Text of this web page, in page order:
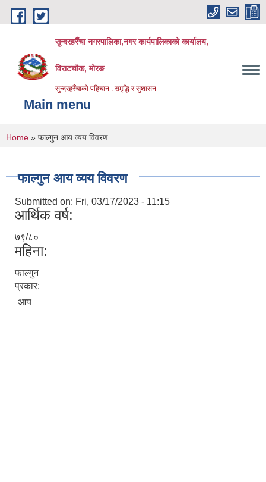
Skip to main content
सुन्दरहरैँचा नगरपालिका,नगर कार्यपालिकाको कार्यालय,
विराटचौक, मोरङ
सुन्दरहरैँचाको पहिचान : समृद्धि र सुशासन
Main menu
You are here
Home » फाल्गुन आय व्यय विवरण
फाल्गुन आय व्यय विवरण
Submitted on: Fri, 03/17/2023 - 11:15
आर्थिक वर्ष:
७९/८०
महिना:
फाल्गुन
प्रकार:
आय